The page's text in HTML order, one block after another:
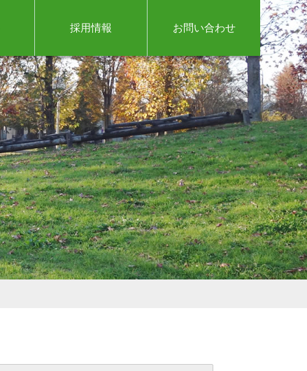
採用情報 お問い合わせ